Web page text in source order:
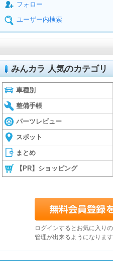
フォロー
ユーザー内検索
みんカラ 人気のカテゴリ
車種別
整備手帳
パーツレビュー
スポット
まとめ
【PR】ショッピング
ログインするとお気に入り
管理が出来るようになります